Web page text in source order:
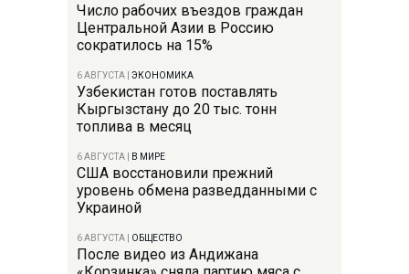
Число рабочих въездов граждан
Центральной Азии в Россию
сократилось на 15%
6 АВГУСТА ЭКОНОМИКА
Узбекистан готов поставлять
Кыргызстану до 20 тыс. тонн
топлива в месяц
6 АВГУСТА В МИРЕ
США восстановили прежний
уровень обмена разведданными с
Украиной
6 АВГУСТА ОБЩЕСТВО
После видео из Андижана